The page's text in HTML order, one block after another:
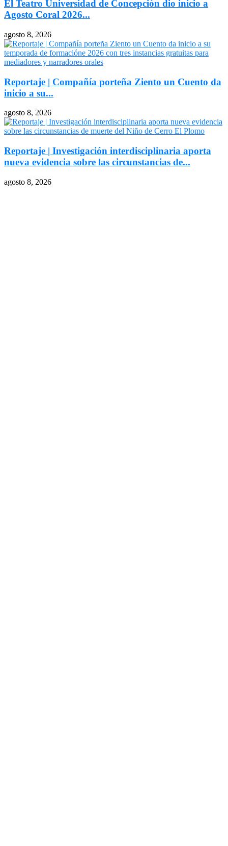
El Teatro Universidad de Concepción dio inicio a
Agosto Coral 2026...
agosto 8, 2026
Reportaje | Compañía porteña Ziento un Cuento da
inicio a su...
agosto 8, 2026
Reportaje | Investigación interdisciplinaria aporta
nueva evidencia sobre las circunstancias de...
agosto 8, 2026